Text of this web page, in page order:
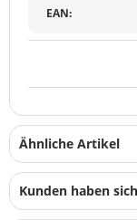
EAN:
Ähnliche Artikel
Kunden haben